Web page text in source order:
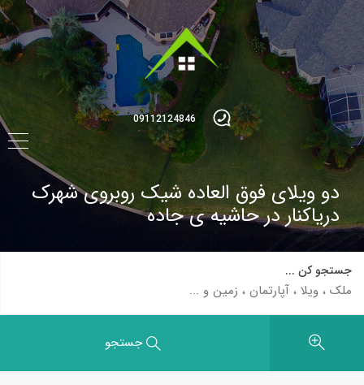
09112124846
دو ویلای فوق العاده شیک روبروی شهرک
دریاکنار در حاشیه ی جاده
جستجو کن ...
جستجو